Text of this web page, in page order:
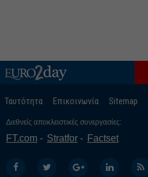
Ταυτότητα Επικοινωνία Sitemap
Διεθνείς αποκλειστικές συνεργασίες:
FT.com Stratfor Factset